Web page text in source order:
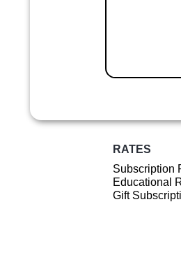
RATES
Subscription
Educational
Gift